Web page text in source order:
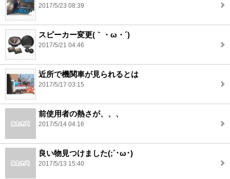
2017/5/23 08:39
スピーカー変更(｀・ω・´)
2017/5/21 04:46
近所で機関車が見られるとは
2017/5/17 03:15
前使用者の熱さが、、、
2017/5/14 04:16
良い物見つけました(;´･ω･)
2017/5/13 15:40